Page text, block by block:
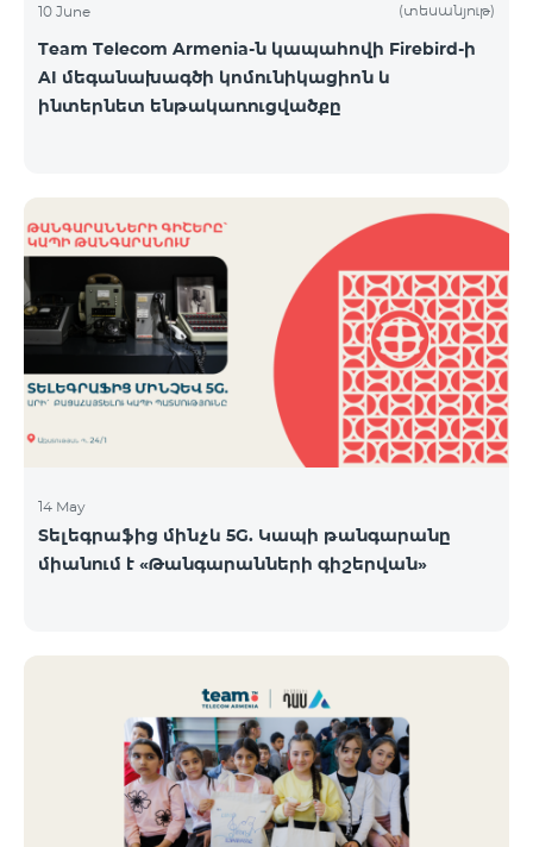
10 June (տեսանյութ)
Team Telecom Armenia-ն կապահովի Firebird-ի
AI մեգանախագծի կոմունիկացիոն և
ինտերնետ ենթակառուցվածքը
14 May
Տելեգրաֆից մինչև 5G. Կապի թանգարանը
միանում է «Թանգարանների գիշերվան»